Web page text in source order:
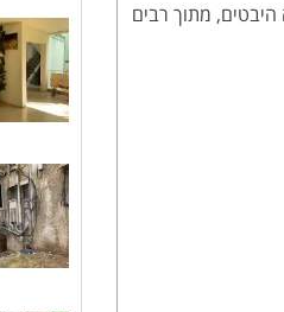
במאמר זה נתייחס רק לשלושה היבטים, מתוך רבים